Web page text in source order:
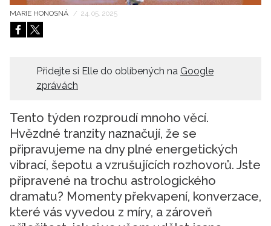
HOME
MARIE HONOSNÁ / 24. 05. 2025
Přidejte si Elle do oblíbených na Google
zprávách
Tento týden rozproudí mnoho věcí.
Hvězdné tranzity naznačují, že se
připravujeme na dny plné energetických
vibrací, šepotu a vzrušujících rozhovorů. Jste
připravené na trochu astrologického
dramatu? Momenty překvapení, konverzace,
které vás vyvedou z míry, a zároveň